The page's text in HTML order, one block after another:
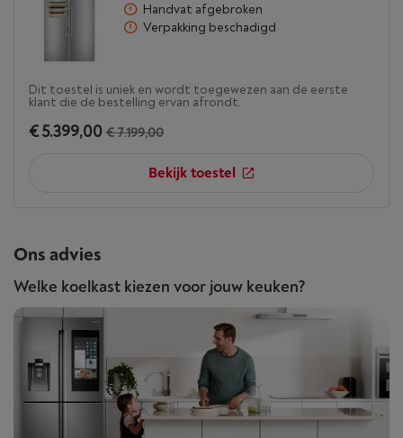
Handvat afgebroken
Verpakking beschadigd
Dit toestel is uniek en wordt toegewezen aan de eerste
klant die de bestelling ervan afrondt.
€ 5.399,00 € 7.199,00
Bekijk toestel
Ons advies
Welke koelkast kiezen voor jouw keuken?